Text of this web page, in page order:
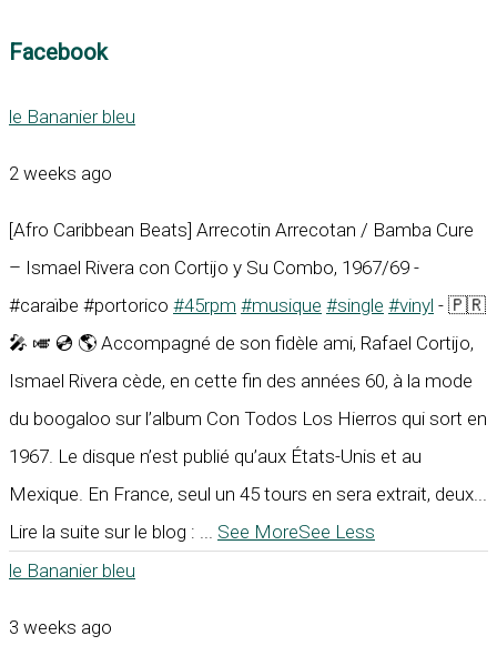
Facebook
le Bananier bleu
2 weeks ago
[Afro Caribbean Beats] Arrecotin Arrecotan / Bamba Cure
– Ismael Rivera con Cortijo y Su Combo, 1967/69 -
#caraïbe #portorico #45rpm #musique #single #vinyl - 🇵🇷
🎤 🎺 💿 🌎 Accompagné de son fidèle ami, Rafael Cortijo,
Ismael Rivera cède, en cette fin des années 60, à la mode
du boogaloo sur l’album Con Todos Los Hierros qui sort en
1967. Le disque n’est publié qu’aux États-Unis et au
Mexique. En France, seul un 45 tours en sera extrait, deux...
Lire la suite sur le blog : ... See MoreSee Less
le Bananier bleu
3 weeks ago